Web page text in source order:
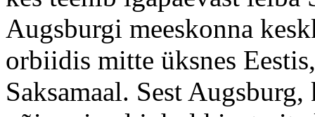
Augsburgi meeskonna
orbiidis mitte üksnes
Saksamaal. Sest